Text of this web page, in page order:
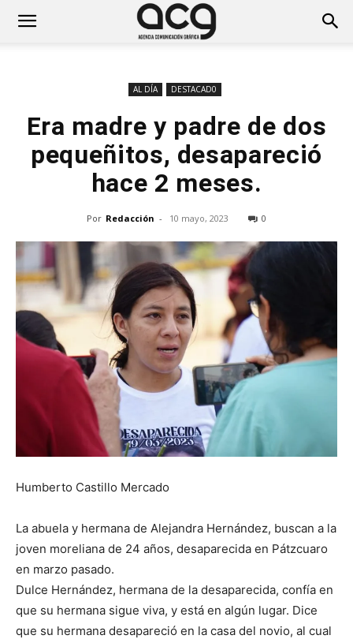
AL DÍA DESTACAD0
Era madre y padre de dos
pequeñitos, desapareció
hace 2 meses.
Por Redacción - 10 mayo, 2023 0
Humberto Castillo Mercado
La abuela y hermana de Alejandra Hernández, buscan a la
joven moreliana de 24 años, desaparecida en Pátzcuaro
en marzo pasado.
Dulce Hernández, hermana de la desaparecida, confía en
que su hermana sigue viva, y está en algún lugar. Dice
que su hermana desapareció en la casa del novio, al cual